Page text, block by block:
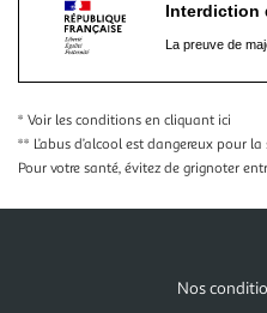
Interdiction
La preuve de
* Voir les conditions en cliquant ici
** L’abus d’alcool est dangereux pour
Pour votre santé, évitez de grignoter
Nos